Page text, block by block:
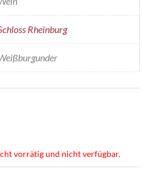
Rheinburg
vorrätig und nicht verfügbar.